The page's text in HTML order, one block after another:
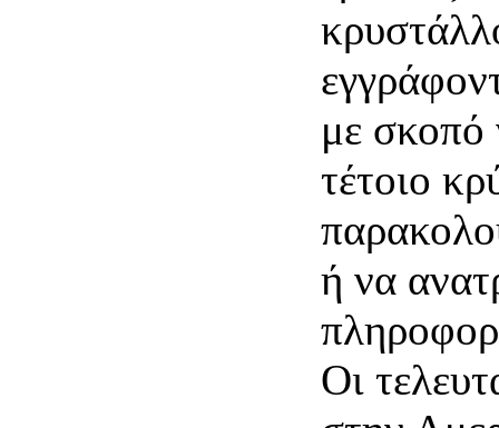
με σκοπό
τέτοιο
ή να
Οι